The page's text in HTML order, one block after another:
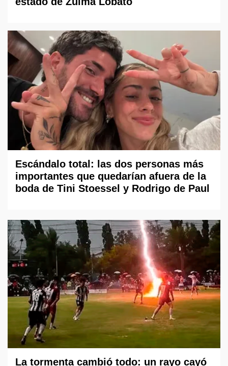
Escándalo total: las dos personas más
importantes que quedarían afuera de la
boda de Tini Stoessel y Rodrigo de Paul
La tormenta cambió todo: un rayo cayó